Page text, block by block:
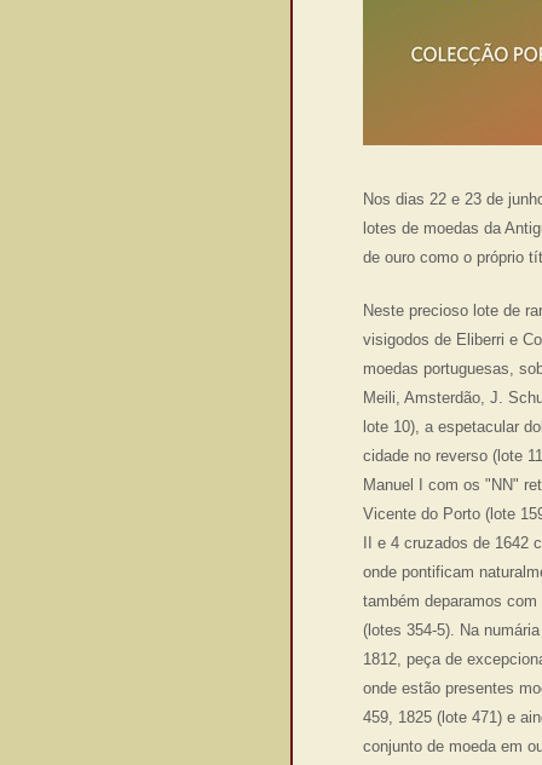
Nos dias 22 e 23 de
lotes de moedas da
de ouro como o próprio
Neste precioso lote de
visigodos de Eliberri e
moedas portuguesas,
Meili, Amsterdão, J.
lote 10), a espetacular
cidade no reverso (lote
Manuel I com os "NN"
Vicente do Porto (lote
II e 4 cruzados de
onde pontificam
também deparamos
(lotes 354-5). Na
1812, peça de
onde estão presentes
459, 1825 (lote 471) e
conjunto de moeda em